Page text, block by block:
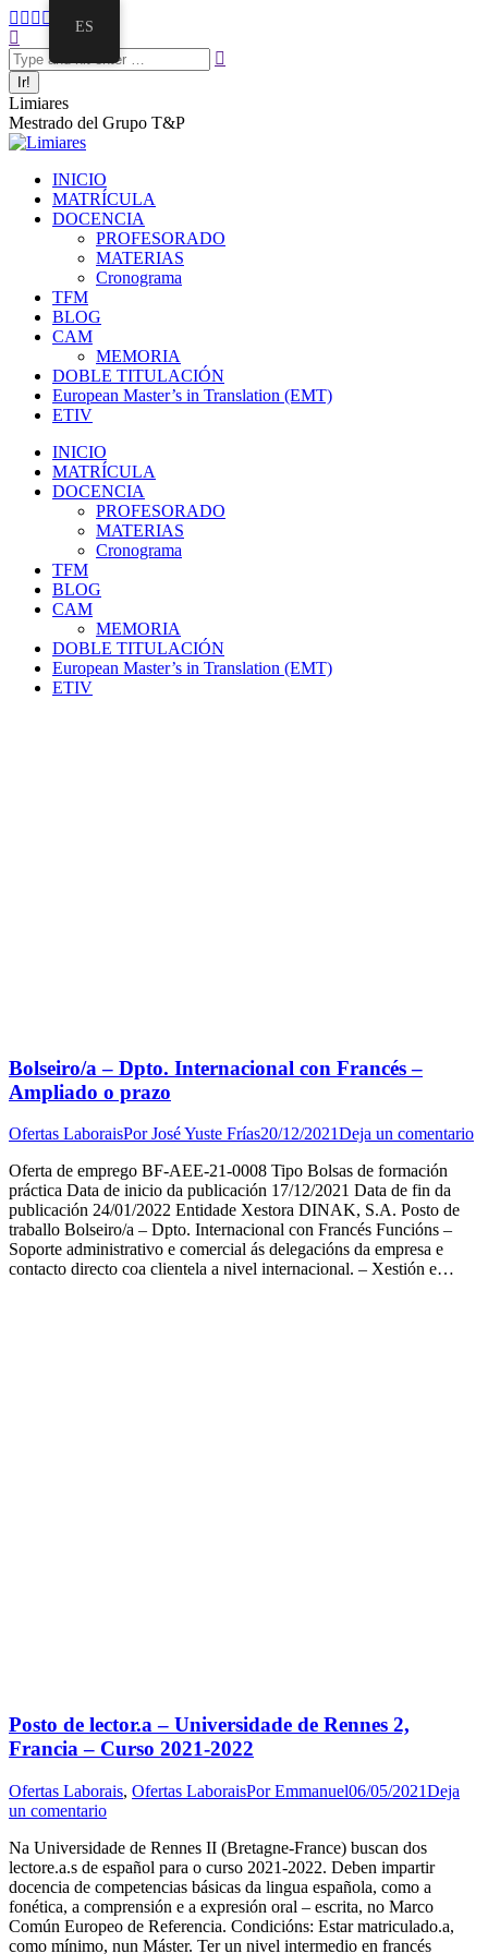
Saltar
al
contenido
Facebook
opens
in
new
window
Twitter
opens
in
new
window
Mail
opens
in
window
Instagram
page
in
window
Linkedin
page
in
window
Buscar:
Limiares
Mestrado del Grupo T&P
INICIO
MATRÍCULA
DOCENCIA
PROFESORADO
MATERIAS
Cronograma
TFM
BLOG
CAM
MEMORIA
DOBLE TITULACIÓN
European Master’s in Translation (EMT)
ETIV
INICIO
MATRÍCULA
DOCENCIA
PROFESORADO
MATERIAS
Cronograma
TFM
BLOG
CAM
MEMORIA
DOBLE TITULACIÓN
European Master’s in Translation (EMT)
ETIV
Bolseiro/a – Dpto. Internacional con Francés –
Ampliado o prazo
Ofertas LaboraisPorJosé Yuste Frías20/12/2021Deja un comentario
Oferta de emprego BF-AEE-21-0008 Tipo Bolsas de formación
práctica Data de inicio da publicación 17/12/2021 Data de fin da
publicación 24/01/2022 Entidade Xestora DINAK, S.A. Posto de
traballo Bolseiro/a – Dpto. Internacional con Francés Funcións –
Soporte administrativo e comercial ás delegacións da empresa e
contacto directo coa clientela a nivel internacional. – Xestión e…
Posto de lector.a – Universidade de Rennes 2,
Francia – Curso 2021-2022
Ofertas Laborais, Ofertas LaboraisPorEmmanuel06/05/2021Deja
un comentario
Na Universidade de Rennes II (Bretagne-France) buscan dos
lectore.a.s de español para o curso 2021-2022. Deben impartir
docencia de competencias básicas da lingua española, como a
fonética, a comprensión e a expresión oral – escrita, no Marco
Común Europeo de Referencia. Condicións: Estar matriculado.a,
como mínimo, nun Máster. Ter un nivel intermedio en francés
ES